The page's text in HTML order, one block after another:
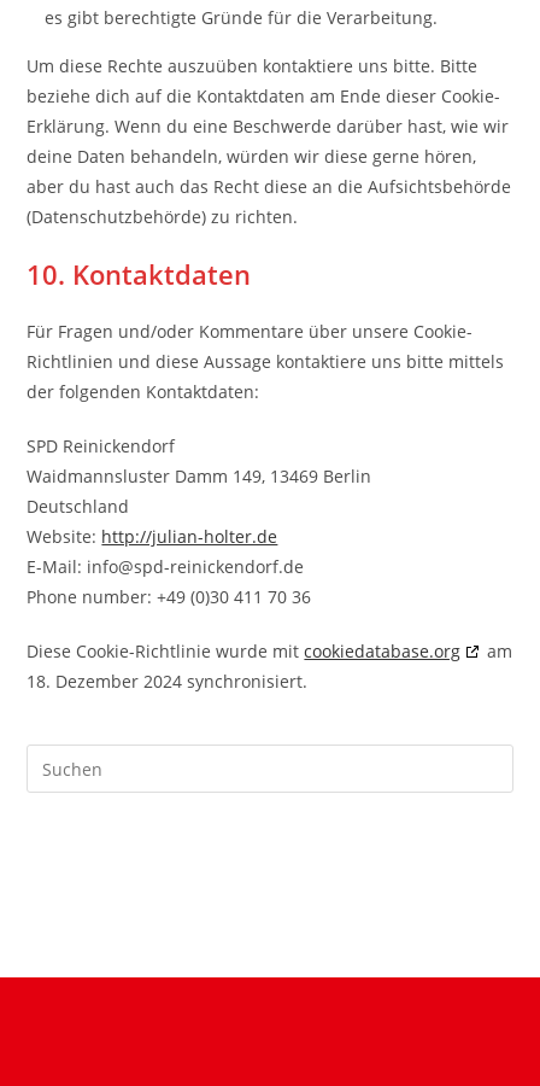
es gibt berechtigte Gründe für die Verarbeitung.
Um diese Rechte auszuüben kontaktiere uns bitte. Bitte
beziehe dich auf die Kontaktdaten am Ende dieser Cookie-
Erklärung. Wenn du eine Beschwerde darüber hast, wie wir
deine Daten behandeln, würden wir diese gerne hören,
aber du hast auch das Recht diese an die Aufsichtsbehörde
(Datenschutzbehörde) zu richten.
10. Kontaktdaten
Für Fragen und/oder Kommentare über unsere Cookie-
Richtlinien und diese Aussage kontaktiere uns bitte mittels
der folgenden Kontaktdaten:
SPD Reinickendorf
Waidmannsluster Damm 149, 13469 Berlin
Deutschland
Website: http://julian-holter.de
E-Mail: info@spd-reinickendorf.de
Phone number: +49 (0)30 411 70 36
Diese Cookie-Richtlinie wurde mitcookiedatabase.org
am
18. Dezember 2024 synchronisiert.